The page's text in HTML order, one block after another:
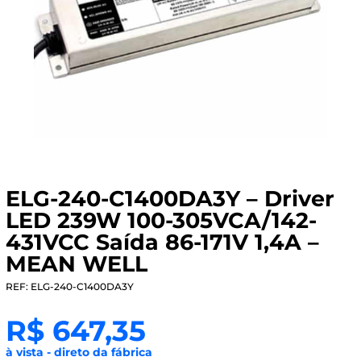
ELG-240-C1400DA3Y – Driver
LED 239W 100-305VCA/142-
431VCC Saída 86-171V 1,4A –
MEAN WELL
REF: ELG-240-C1400DA3Y
R$647,35
à vista - direto da fábrica